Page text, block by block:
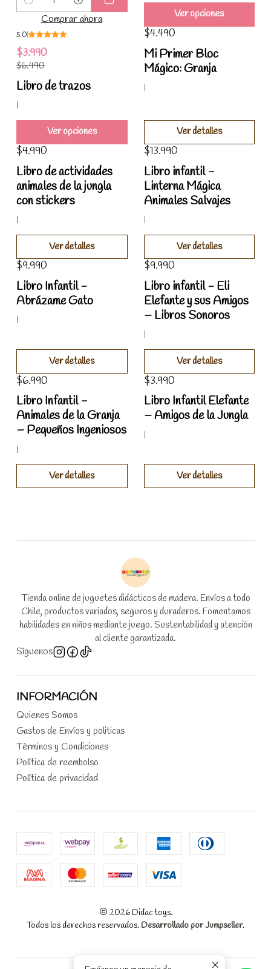
Cantidad
Comprar ahora
Ver opciones
5.0
$3.990
$6.490
Libro de trazos
Ver opciones
$4.490
Mi Primer Bloc
Mágico: Granja
Ver detalles
$4.990
Libro de actividades
animales de la jungla
con stickers
Ver detalles
$13.990
Libro infantil -
Linterna Mágica
Animales Salvajes
Ver detalles
$9.990
Libro Infantil -
Abrázame Gato
Ver detalles
$9.990
Libro infantil - Eli
Elefante y sus Amigos
– Libros Sonoros
Ver detalles
$6.990
Libro Infantil -
Animales de la Granja
– Pequeños Ingeniosos
Ver detalles
$3.990
Libro Infantil Elefante
– Amigos de la Jungla
Ver detalles
Tienda online de juguetes didácticos de madera. Envíos a todo
Chile, productos variados, seguros y duraderos. Fomentamos
habilidades en niños mediante juego. Sustentabilidad y atención
al cliente garantizada.
Síguenos
INFORMACIÓN
Quienes Somos
Gastos de Envíos y politicas
Términos y Condiciones
Política de reembolso
Política de privacidad
2026 Didac toys.
Todos los derechos reservados. Desarrollado por Jumpseller.